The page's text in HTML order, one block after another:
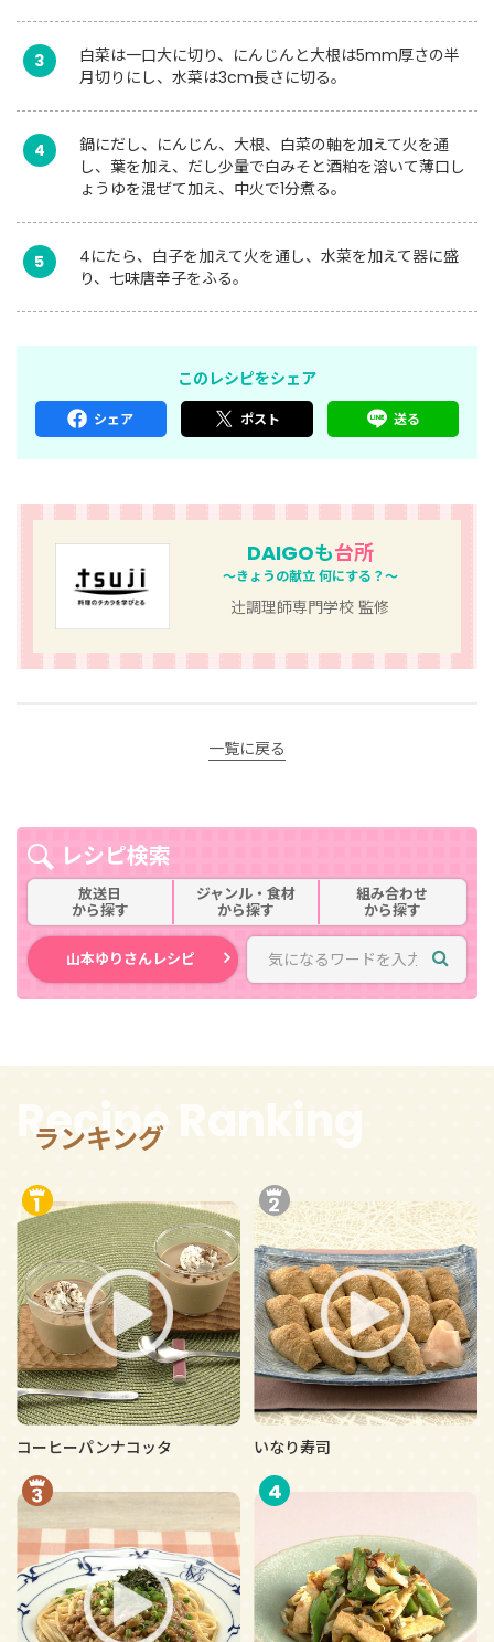
3
白菜は一口大に切り、にんじんと大根は5mm厚さの半
月切りにし、水菜は3cm長さに切る。
4
鍋にだし、にんじん、大根、白菜の軸を加えて火を通
し、葉を加え、だし少量で白みそと酒粕を溶いて薄口し
ょうゆを混ぜて加え、中火で1分煮る。
5
4にたら、白子を加えて火を通し、水菜を加えて器に盛
り、七味唐辛子をふる。
このレシピをシェア
シェア ポスト 送る
DAIGOも台所
～きょうの献立 何にする？～
辻󠄀調理師専門学校 監修
一覧に戻る
レシピ検索
放送日
から探す
ジャンル・食材
から探す
組み合わせ
から探す
山本ゆりさんレシピ
ランキング
Recipe Ranking
コーヒーパンナコッタ いなり寿司
4